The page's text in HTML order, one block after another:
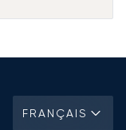
FRANÇAIS